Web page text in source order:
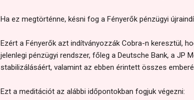
Ha ez megtörténne, késni fog a Fényerők pénzügyi
Ezért a Fényerők azt indítványozzák Cobra-n keresztül,
jelenlegi pénzügyi rendszer, főleg a Deutsche Bank, a JP
stabilizálásáért, valamint az ebben érintett összes
Ezt a meditációt az alábbi időpontokban fogjuk végezni: